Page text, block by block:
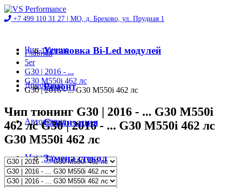
+7 499 110 31 27 | МО, д. Брехово, ул. Прудная 1
Чип-тюнинг
Диностенд
Автосервис
Магазин
Установка Bi-Led модулей
Ремонт
Стилизация
Замена стекол
Главная
5er
G30 | 2016 - ...
G30 M550i 462 лс
G30 | 2016 - ... G30 M550i 462 лс
Чип тюнинг G30 | 2016 - ... G30 M550i
462 лс G30 | 2016 - ... G30 M550i 462 лс
G30 M550i 462 лс